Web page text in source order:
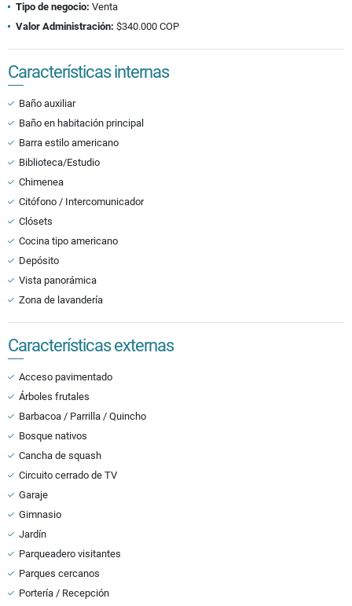
Tipo de negocio: Venta
Valor Administración: $340.000 COP
Características internas
Baño auxiliar
Baño en habitación principal
Barra estilo americano
Biblioteca/Estudio
Chimenea
Citófono / Intercomunicador
Clósets
Cocina tipo americano
Depósito
Vista panorámica
Zona de lavandería
Características externas
Acceso pavimentado
Árboles frutales
Barbacoa / Parrilla / Quincho
Bosque nativos
Cancha de squash
Circuito cerrado de TV
Garaje
Gimnasio
Jardín
Parqueadero visitantes
Parques cercanos
Portería / Recepción